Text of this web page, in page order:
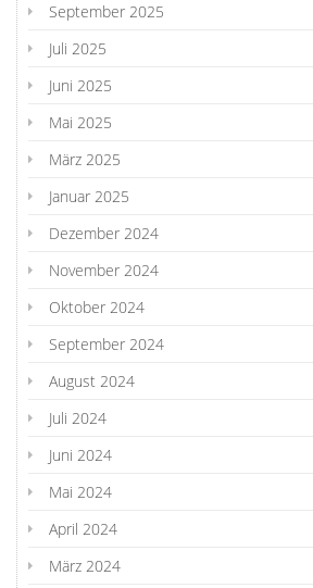
September 2025
Juli 2025
Juni 2025
Mai 2025
März 2025
Januar 2025
Dezember 2024
November 2024
Oktober 2024
September 2024
August 2024
Juli 2024
Juni 2024
Mai 2024
April 2024
März 2024